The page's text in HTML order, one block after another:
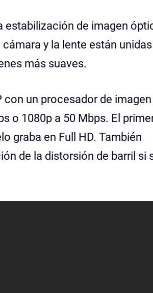
estabilización de imagen
y la lente están unidas
más suaves.
con un procesador de imagen
o 1080p a 50 Mbps. El
graba en Full HD. También
de la distorsión de barril si